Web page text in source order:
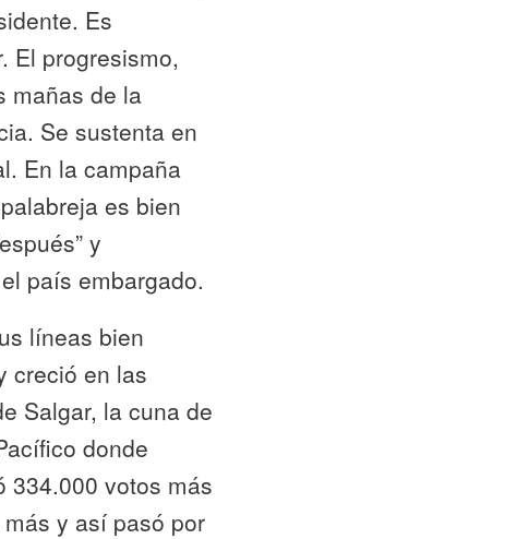
Es
El progresismo,
mañas de la
Se sustenta en
En la campaña
es bien
y
país embargado.
líneas bien
creció en las
Salgar, la cuna de
donde
334.000 votos más
y así pasó por